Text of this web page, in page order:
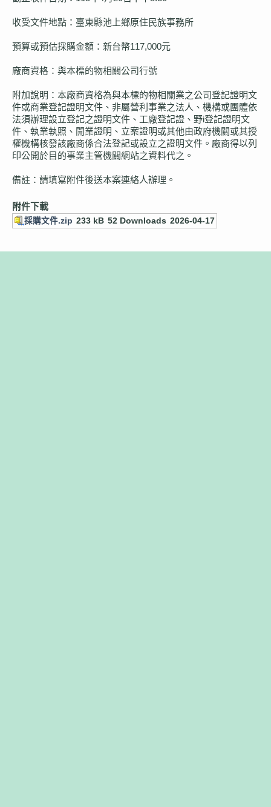
收受文件地點：臺東縣池上鄉原住民族事務所
預算或預估採購金額：新台幣117,000元
廠商資格：與本標的物相關公司行號
附加說明：本廠商資格為與本標的物相關業之公司登記證明文
件或商業登記證明文件、非屬營利事業之法人、機構或團體依
法須辦理設立登記之證明文件、工廠登記證、野i登記證明文
件、執業執照、開業證明、立案證明或其他由政府機關或其授
權機構核發該廠商係合法登記或設立之證明文件。廠商得以列
印公開於目的事業主管機關網站之資料代之。
備註：請填寫附件後送本案連絡人辦理。
附件下載
採購文件.zip 233 kB 52 Downloads 2026-04-17